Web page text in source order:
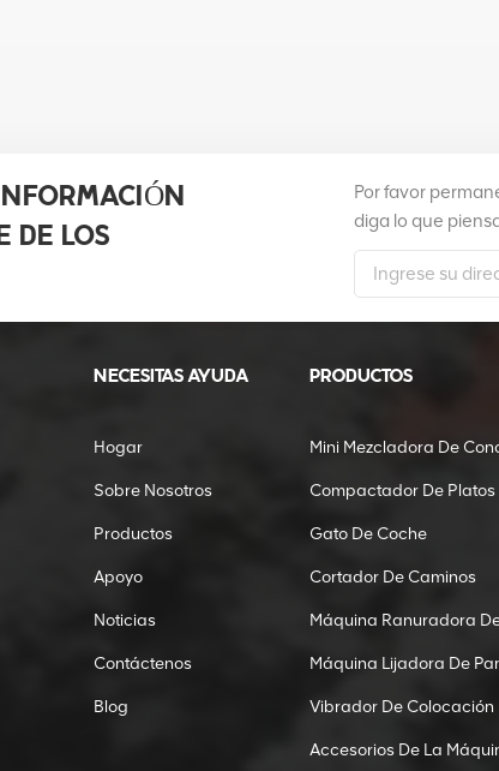
DE LOS
Por favor
diga lo que
NECESITAS AYUDA
Hogar
Sobre Nosotros
Productos
Apoyo
Noticias
Contáctenos
Blog
PRODUCTOS
Mini Mezcladora De
Compactador De Platos
Gato De Coche
Cortador De Caminos
Máquina Ranuradora
Máquina Lijadora De
Vibrador De Colocación
Accesorios De La